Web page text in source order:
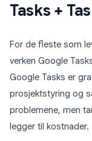
Tasks +
For de fleste som
verken Google
Google Tasks er
prosjektstyring og
problemene, men
legger til kostnader.